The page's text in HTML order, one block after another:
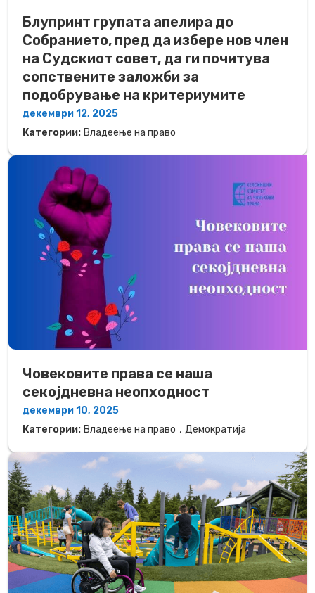
Блупринт групата апелира до
Собранието, пред да избере нов член
на Судскиот совет, да ги почитува
сопствените заложби за
подобрување на критериумите
декември 12, 2025
Категории: Владеење на право
Човековите права се наша
секојдневна неопходност
декември 10, 2025
Категории: Владеење на право , Демократија